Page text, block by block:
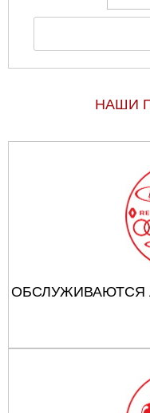
НАШИ
ОБСЛУЖИВАЮТСЯ